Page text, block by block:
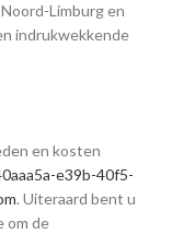
Limburg en
indrukwekkende
en kosten
e39b-40f5-
. Uiteraard bent u
om de